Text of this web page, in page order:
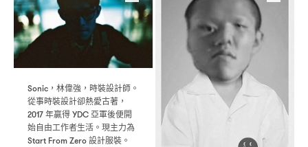
Sonic， 林偉強 ， 時裝設計師。
從事時裝設計卻熱愛古著 ，
2017年贏得YDC亞軍後便開
始自由工作者生活。現主力為
Start From Zero設計服裝。